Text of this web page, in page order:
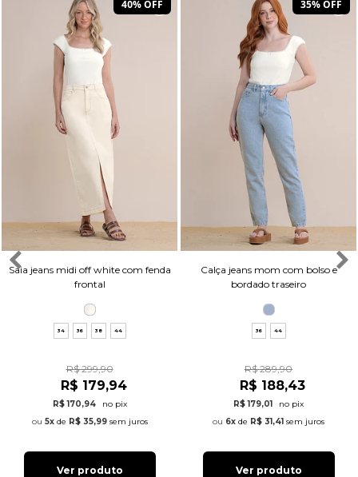
40% OFF
Saia jeans midi off white com fenda
frontal
34 36 38 44
R$ 299,90
R$ 179,94
R$ 170,94
no pix
5xde R$ 35,99sem juros
Ver produto
35% OFF
Calça jeans mom com bolso e
bordado traseiro
36 44
R$ 289,90
R$ 188,43
R$ 179,01
no pix
6x de R$ 31,41 sem juros
Ver produto